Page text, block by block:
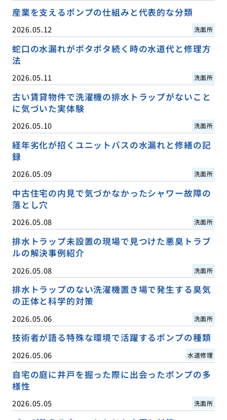
産業を支えるポンプの仕組みと代表的な分類
2026.05.12 洗面所
蛇口の水漏れがポタポタ続く時の水道代と修理方
法
2026.05.11 洗面所
古い賃貸物件で洗濯機の排水トラップがないこと
に気づいた実体験
2026.05.10 洗面所
経年劣化が招くユニットバスの水漏れと修繕の記
録
2026.05.09 洗面所
中古住宅の内見で気づかなかったシャワー故障の
落とし穴
2026.05.08 洗面所
排水トラップ未設置の現場で見つけた悪臭トラブ
ルの解決事例紹介
2026.05.08 洗面所
排水トラップのない洗濯機置き場で発生する臭気
の正体と科学的対策
2026.05.06 洗面所
技術者が語る特殊な環境で活躍するポンプの種類
2026.05.06 水道修理
自宅の庭に井戸を掘った際に出会ったポンプの多
様性
2026.05.05 洗面所